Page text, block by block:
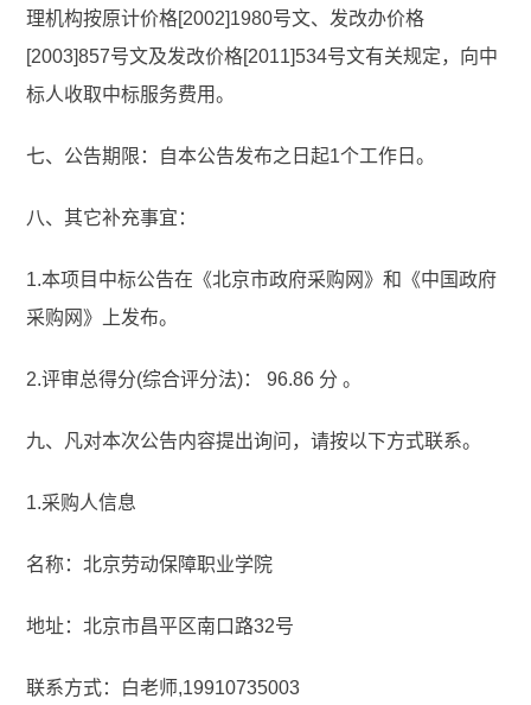
理机构按原计价格[2002]1980号文、发改办价格
[2003]857号文及发改价格[2011]534号文有关规定，向中
标人收取中标服务费用。
七、公告期限：自本公告发布之日起1个工作日。
八、其它补充事宜：
1.本项目中标公告在《北京市政府采购网》和《中国政府
采购网》上发布。
2.评审总得分(综合评分法)： 96.86 分 。
九、凡对本次公告内容提出询问，请按以下方式联系。
1.采购人信息
名称：北京劳动保障职业学院
地址：北京市昌平区南口路32号
联系方式：白老师,19910735003